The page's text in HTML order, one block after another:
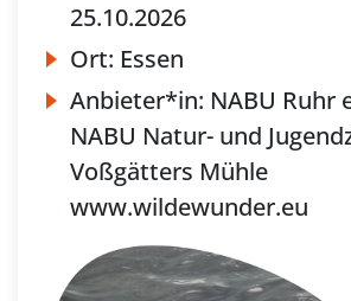
25.10.2026
Ort: Essen
Anbieter*in: NABU Ruhr
NABU Natur- und
Voßgätters Mühle
www.wildewunder.eu